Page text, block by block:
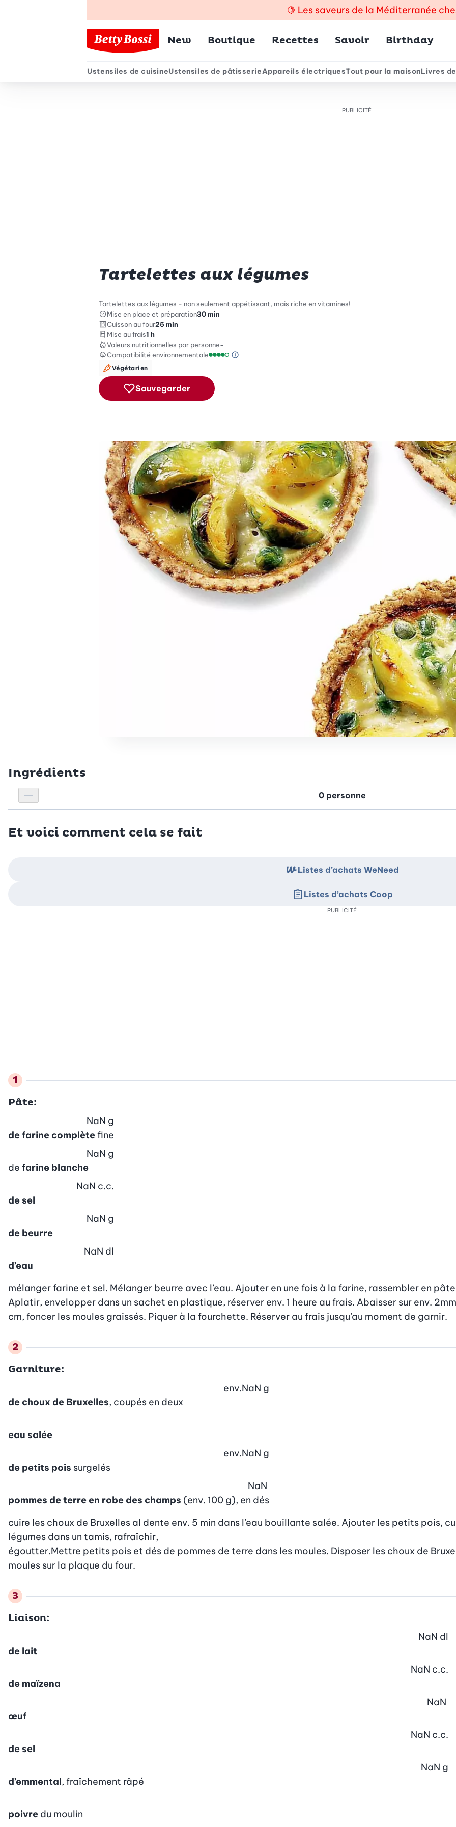
🍋 Les saveurs de la Méditerranée
Menu principal
New Boutique Recettes Savoir Birthday
Menu secondaire
Ustensiles de cuisineUstensiles de pâtisserieAppareils électriquesTout pour la maisonLivres
PUBLICITÉ
Tartelettes aux légumes
Tartelettes aux légumes - non seulement appétissant, mais riche en vitamines!
Mise en place et préparation30 min
Cuisson au four25 min
Mise au frais1 h
Valeurs nutritionnelles par personne-
Compatibilité environnementale
Information sur l’échelle Green Betty
Végétarien
Sauvegarder
Ingrédients
Réduire le nombre de personnes
Personnes
Et voici comment cela se fait
Pâte:
de farine complètefine
NaN g
de farine blanche
NaN g
de sel
NaN c.c.
de beurre
NaN g
d’eau
NaN dl
mélanger farine et sel. Mélanger beurre avec l’eau. Ajouter en une fois à la farine, rassembler en
Aplatir, envelopper dans un sachet en plastique, réserver env. 1 heure au frais. Abaisser sur env.
cm, foncer les moules graissés. Piquer à la fourchette. Réserver au frais jusqu’au moment de garnir.
Garniture:
de choux de Bruxelles, coupés en deux
env.NaN g
eau salée
de petits pois surgelés
env.NaN g
pommes de terre en robe des champs (env. 100 g), en dés
NaN
cuire les choux de Bruxelles al dente env. 5 min dans l’eau bouillante salée. Ajouter les petits pois,
légumes dans un tamis, rafraîchir,
égoutter.Mettre petits pois et dés de pommes de terre dans les moules. Disposer les choux de
moules sur la plaque du four.
Liaison:
de lait
NaN dl
de maïzena
NaN c.c.
œuf
NaN
de sel
NaN c.c.
d’emmental, fraîchement râpé
NaN g
poivre du moulin
Listes d’achats WeNeed
Listes d’achats Coop
PUBLICITÉ